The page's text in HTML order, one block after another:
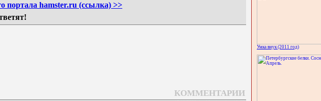
портала hamster.ru (ссылка) >>
КОММЕНТАРИИ
Умка внук (2011 год)